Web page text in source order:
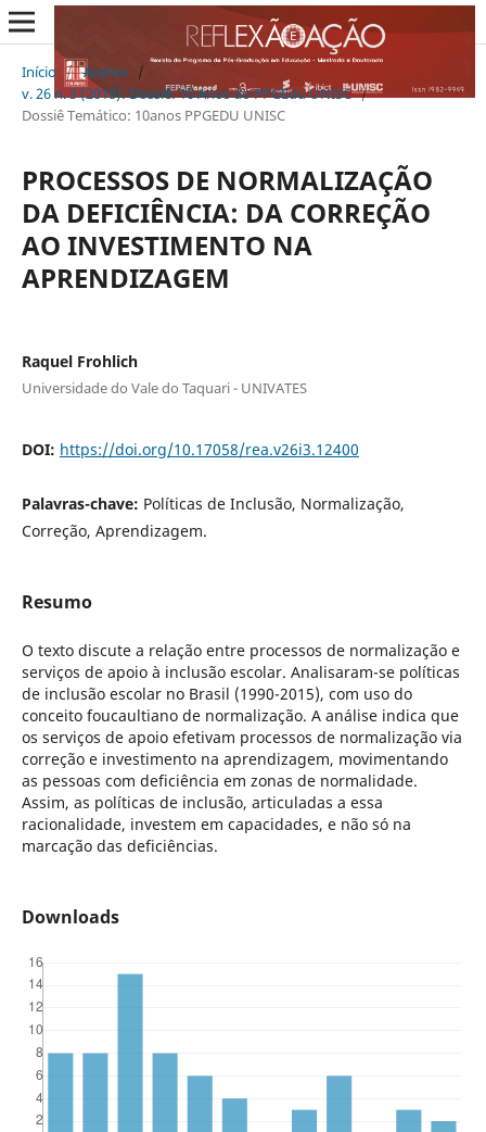
Início / Acervo
/
v. 26 n. 3 (2018): Dossiê: 10 Anos do PPGEdu UNISC /
Dossiê Temático: 10anos PPGEDU UNISC
PROCESSOS DE NORMALIZAÇÃO
DA DEFICIÊNCIA: DA CORREÇÃO
AO INVESTIMENTO NA
APRENDIZAGEM
Raquel Frohlich
Universidade do Vale do Taquari - UNIVATES
DOI: https://doi.org/10.17058/rea.v26i3.12400
Palavras-chave: Políticas de Inclusão, Normalização,
Correção, Aprendizagem.
Resumo
O texto discute a relação entre processos de normalização e
serviços de apoio à inclusão escolar. Analisaram-se políticas
de inclusão escolar no Brasil (1990-2015), com uso do
conceito foucaultiano de normalização. A análise indica que
os serviços de apoio efetivam processos de normalização via
correção e investimento na aprendizagem, movimentando
as pessoas com deficiência em zonas de normalidade.
Assim, as políticas de inclusão, articuladas a essa
racionalidade, investem em capacidades, e não só na
marcação das deficiências.
Downloads